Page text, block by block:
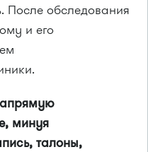
После обследования
и его
минуя
талоны,